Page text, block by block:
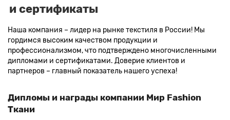
и сертификаты
Наша компания – лидер на рынке текстиля в России! Мы
гордимся высоким качеством продукции и
профессионализмом, что подтверждено многочисленными
дипломами и сертификатами. Доверие клиентов и
партнеров – главный показатель нашего успеха!
Дипломы и награды компании Мир Fashion
Ткани